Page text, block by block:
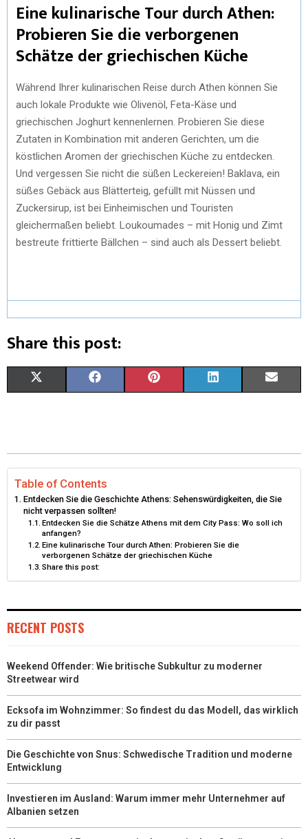
Eine kulinarische Tour durch Athen:
Probieren Sie die verborgenen
Schätze der griechischen Küche
Während Ihrer kulinarischen Reise durch Athen können Sie
auch lokale Produkte wie Olivenöl, Feta-Käse und
griechischen Joghurt kennenlernen. Probieren Sie diese
Zutaten in Kombination mit anderen Gerichten, um die
köstlichen Aromen der griechischen Küche zu entdecken.
Und vergessen Sie nicht die süßen Leckereien! Baklava, ein
süßes Gebäck aus Blätterteig, gefüllt mit Nüssen und
Zuckersirup, ist bei Einheimischen und Touristen
gleichermaßen beliebt. Loukoumades – mit Honig und Zimt
bestreute frittierte Bällchen – sind auch als Dessert beliebt.
Share this post:
W
T
T
E
E
O
O
K
T
R
E
S
K
D
I
I
Table of Contents
Entdecken Sie die Geschichte Athens: Sehenswürdigkeiten, die Sie
nicht verpassen sollten!
Entdecken Sie die Schätze Athens mit dem City Pass: Wo soll ich
anfangen?
Eine kulinarische Tour durch Athen: Probieren Sie die
verborgenen Schätze der griechischen Küche
Share this post:
RECENT POSTS
Weekend Offender: Wie britische Subkultur zu moderner
Streetwear wird
Ecksofa im Wohnzimmer: So findest du das Modell, das wirklich
zu dir passt
Die Geschichte von Snus: Schwedische Tradition und moderne
Entwicklung
Investieren im Ausland: Warum immer mehr Unternehmer auf
Albanien setzen